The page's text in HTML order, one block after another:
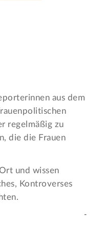
aus dem
regelmäßig zu
die die Frauen
und wissen
Kontroverses
-